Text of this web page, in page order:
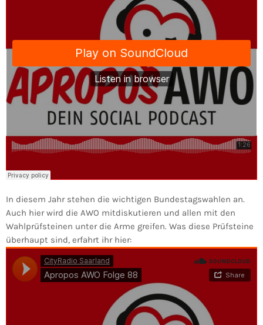
In diesem Jahr stehen die wichtigen Bundestagswahlen an.
Auch hier wird die AWO mitdiskutieren und allen mit den
Wahlprüfsteinen unter die Arme greifen. Was diese Prüfsteine
überhaupt sind, erfahrt ihr hier: